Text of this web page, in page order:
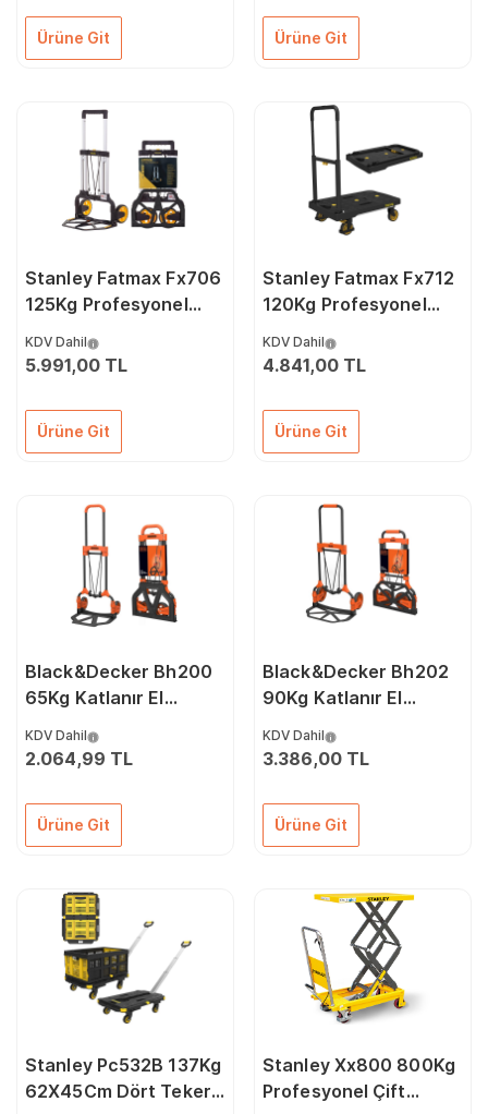
Ürüne Git Ürüne Git
Stanley Fatmax Fx706
125Kg Profesyonel
KDV Dahil
5.991,00 TL
Ürüne Git
Stanley Fatmax Fx712
120Kg Profesyonel
Taşıma Arabası
KDV Dahil
4.841,00 TL
Ürüne Git
Black&Decker Bh200
65Kg Katlanır El
KDV Dahil
2.064,99 TL
Ürüne Git
Black&Decker Bh202
90Kg Katlanır El
KDV Dahil
3.386,00 TL
Ürüne Git
Stanley Pc532B 137Kg
62X45Cm Dört Tekerli
Stanley Xx800 800Kg
Profesyonel Çift